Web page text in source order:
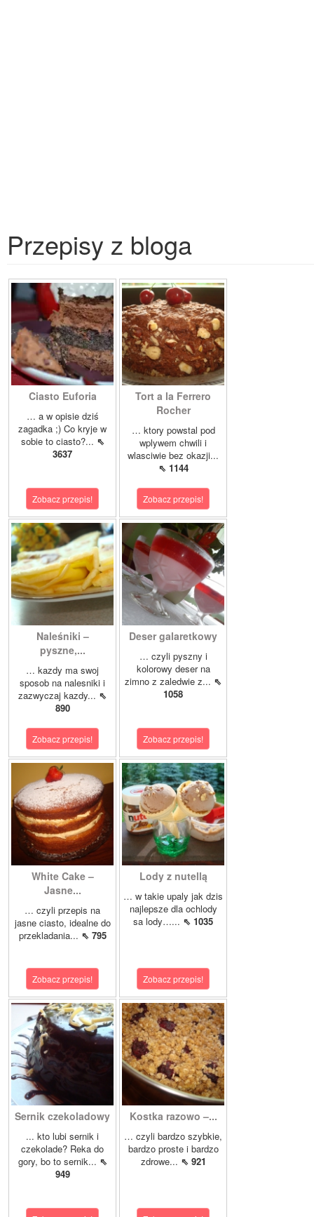
Przepisy z bloga
Ciasto Euforia
… a w opisie dziś
zagadka ;) Co kryje w
sobie to ciasto?... ⇖
3637
Zobacz przepis!
Tort a la Ferrero
Rocher
… ktory powstal pod
wplywem chwili i
wlasciwie bez okazji...
⇖ 1144
Zobacz przepis!
Naleśniki –
pyszne,...
… kazdy ma swoj
sposob na nalesniki i
zazwyczaj kazdy... ⇖
890
Zobacz przepis!
Deser galaretkowy
… czyli pyszny i
kolorowy deser na
zimno z zaledwie z... ⇖
1058
Zobacz przepis!
White Cake –
Jasne...
… czyli przepis na
jasne ciasto, idealne do
przekladania... ⇖ 795
Zobacz przepis!
Lody z nutellą
… w takie upaly jak dzis
najlepsze dla ochlody
sa lody…... ⇖ 1035
Zobacz przepis!
Sernik czekoladowy
... kto lubi sernik i
czekolade? Reka do
gory, bo to sernik... ⇖
949
Kostka razowo –...
… czyli bardzo szybkie,
bardzo proste i bardzo
zdrowe... ⇖ 921